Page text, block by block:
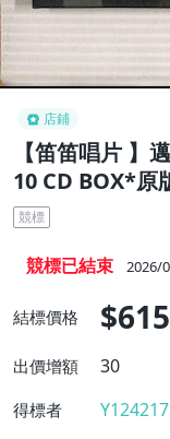
店鋪
【笛笛唱片 】
10 CD BOX*原
競標
競標已結束 2026/
結標價格 $615
出價增額
30
得標者